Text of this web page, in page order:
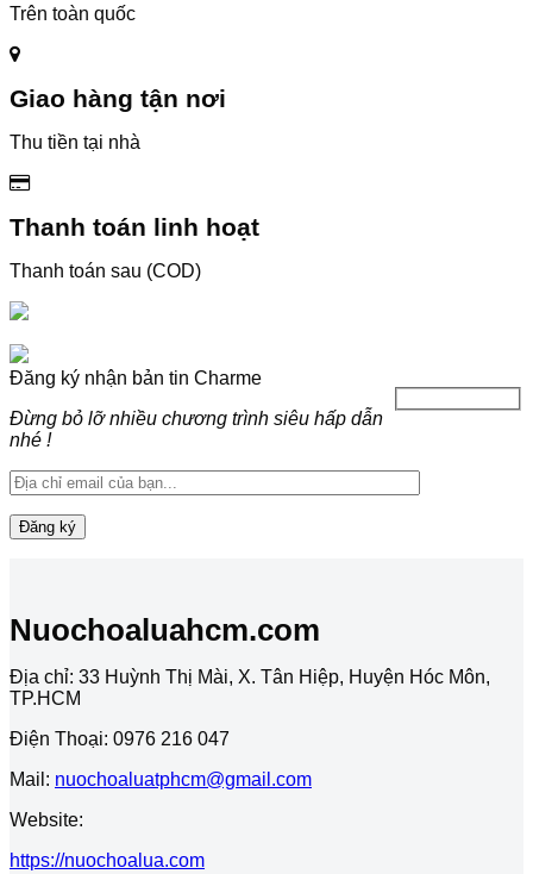
Trên toàn quốc
Giao hàng tận nơi
Thu tiền tại nhà
Thanh toán linh hoạt
Thanh toán sau (COD)
Đăng ký nhận bản tin Charme
Đừng bỏ lỡ nhiều chương trình siêu hấp dẫn
nhé !
Nuochoaluahcm.com
Địa chỉ: 33 Huỳnh Thị Mài, X. Tân Hiệp, Huyện Hóc Môn,
TP.HCM
Điện Thoại: 0976 216 047
Mail: nuochoaluatphcm@gmail.com
Website:
https://nuochoalua.com